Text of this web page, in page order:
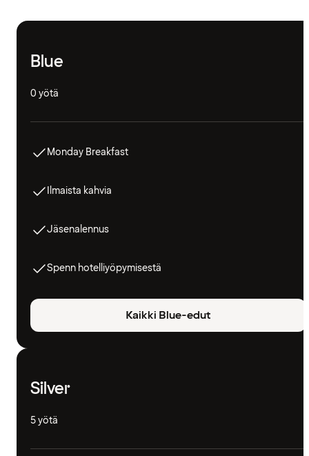
Blue
0 yötä
Monday Breakfast
Ilmaista kahvia
Jäsenalennus
Spenn hotelliyöpymisestä
Kaikki Blue-edut
Silver
5 yötä